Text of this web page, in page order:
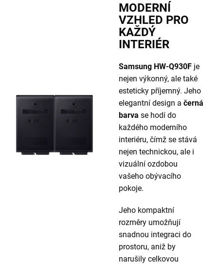
MODERNÍ
VZHLED PRO
KAŽDÝ
INTERIÉR
Samsung HW-Q930F je
nejen výkonný, ale také
esteticky příjemný. Jeho
elegantní design a černá
barva se hodí do
každého moderního
interiéru, čímž se stává
nejen technickou, ale i
vizuální ozdobou
vašeho obývacího
pokoje.
Jeho kompaktní
rozměry umožňují
snadnou integraci do
prostoru, aniž by
narušily celkovou